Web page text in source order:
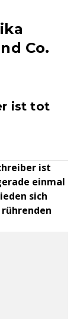
Co.
ist tot
ist
einmal
sich